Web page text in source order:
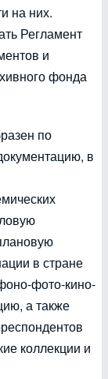
на них.
Регламент
и
фонда
по
в
в стране
фото-кино-
а также
коллекции и